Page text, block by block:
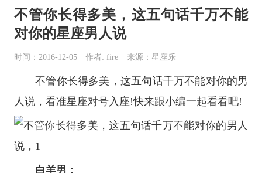
不管你长得多美，这五句话千万不能
对你的星座男人说
时间：2016-12-05 作者: fire 来源：星座乐
不管你长得多美，这五句话千万不能对你的男
人说，看准星座对号入座!快来跟小编一起看看吧!
白羊男：